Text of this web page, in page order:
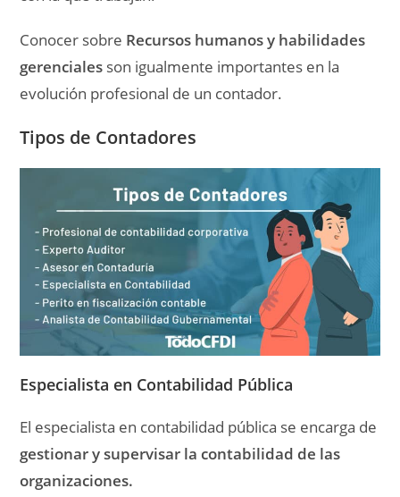
Conocer sobre Recursos humanos y habilidades
gerenciales son igualmente importantes en la
evolución profesional de un contador.
Tipos de Contadores
Especialista en Contabilidad Pública
El especialista en contabilidad pública se encarga de
gestionar y supervisar la contabilidad de las
organizaciones.